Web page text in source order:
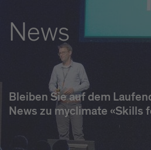
News
Bleiben Sie auf dem
News zu myclimate «Skills